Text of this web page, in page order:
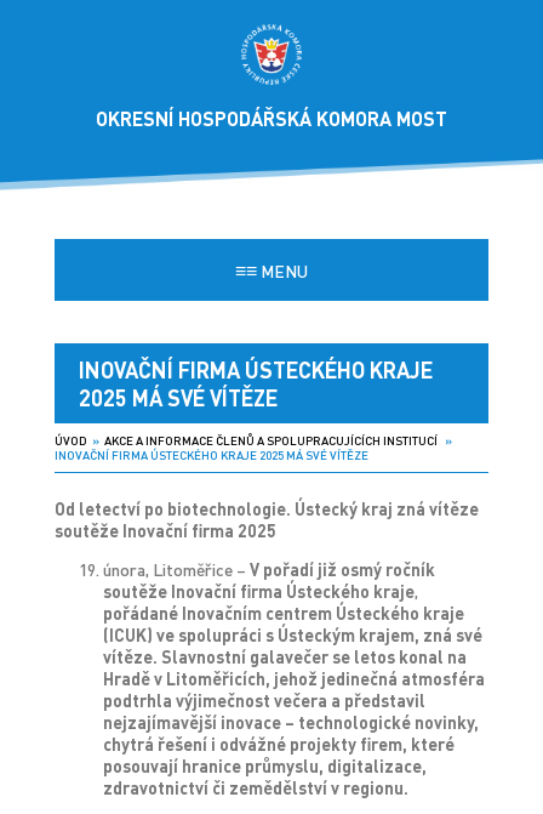
OKRESNÍ HOSPODÁŘSKÁ KOMORA MOST
≡≡MENU
INOVAČNÍ FIRMA ÚSTECKÉHO KRAJE
2025 MÁ SVÉ VÍTĚZE
ÚVOD » AKCE A INFORMACE ČLENŮ A SPOLUPRACUJÍCÍCH INSTITUCÍ»
INOVAČNÍ FIRMA ÚSTECKÉHO KRAJE 2025 MÁ SVÉ VÍTĚZE
Od letectví po biotechnologie. Ústecký kraj zná vítěze
soutěže Inovační firma 2025
února, Litoměřice – V pořadí již osmý ročník
soutěže Inovační firma Ústeckého kraje,
pořádané Inovačním centrem Ústeckého kraje
(ICUK) ve spolupráci s Ústeckým krajem, zná své
vítěze. Slavnostní galavečer se letos konal na
Hradě v Litoměřicích, jehož jedinečná atmosféra
podtrhla výjimečnost večera a představil
nejzajímavější inovace – technologické novinky,
chytrá řešení i odvážné projekty firem, které
posouvají hranice průmyslu, digitalizace,
zdravotnictví či zemědělství v regionu.